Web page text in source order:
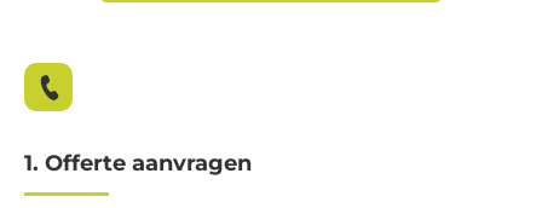
1. Offerte aanvragen